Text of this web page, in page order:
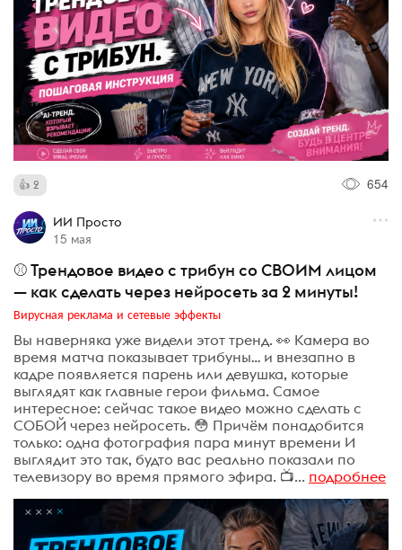
2 654
ИИ Просто
15 мая
⚾ Трендовое видео с трибун со СВОИМ лицом
— как сделать через нейросеть за 2 минуты!
Вирусная реклама и сетевые эффекты
Вы наверняка уже видели этот тренд. 👀 Камера во
время матча показывает трибуны… и внезапно в
кадре появляется парень или девушка, которые
выглядят как главные герои фильма. Самое
интересное: сейчас такое видео можно сделать с
СОБОЙ через нейросеть. 😳 Причём понадобится
только: одна фотография пара минут времени И
выглядит это так, будто вас реально показали по
телевизору во время прямого эфира. 📺... подробнее